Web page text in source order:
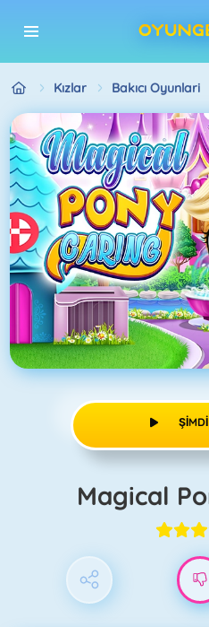
Kızlar Bakıcı Oyunlari
Magical